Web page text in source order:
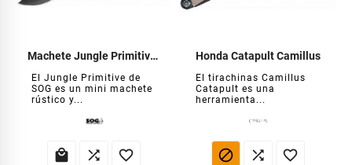
Machete Jungle Primitive SOG
El Jungle Primitive de
SOG es un mini machete
rústico y...
  
Honda Catapult Camillus
El tirachinas Camillus
Catapult es una
herramienta...
  